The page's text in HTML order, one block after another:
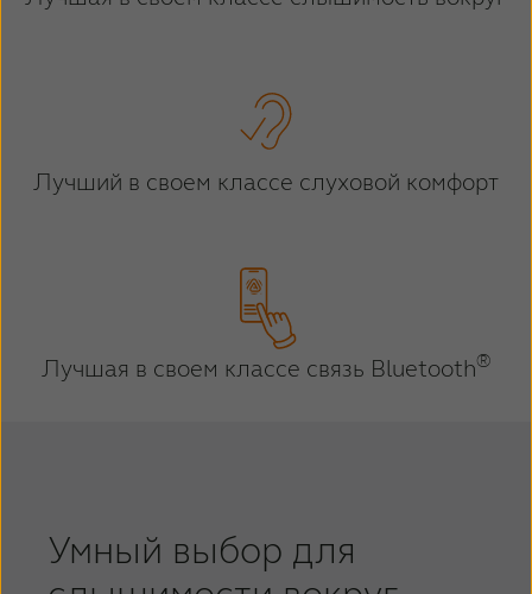
Suisse
United Kingdom
Лучший в своем классе слуховой комфорт
Лучшая в своем классе связь Bluetooth®
Умный выбор для